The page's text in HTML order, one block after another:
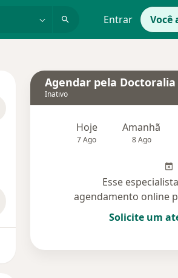
Entrar Você
Agendar pela Doctoralia
Inativo
Hoje
7 Ago
Amanhã
8 Ago
Esse
agendamento online
Solicite um